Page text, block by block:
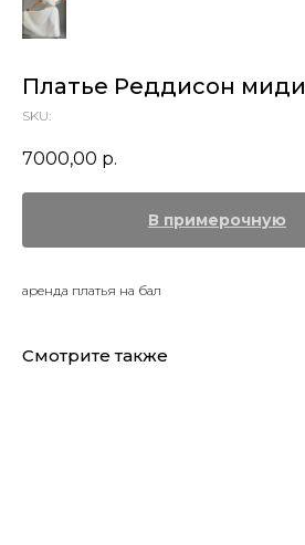
Платье Реддисон миди
SKU:
7000,00 р.
В примерочную
аренда платья на бал
Смотрите также